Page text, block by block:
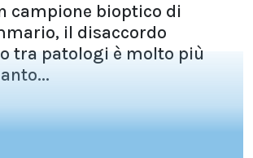
campione bioptico di
il disaccordo
tra patologi è molto più